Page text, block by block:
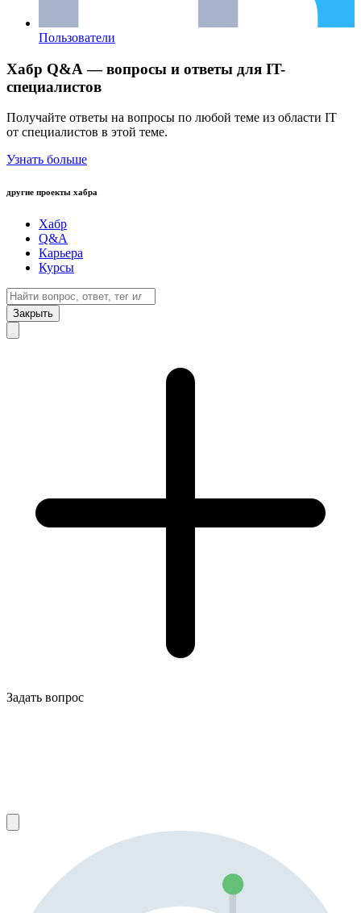
Пользователи
Хабр Q&A — вопросы и ответы для IT-
специалистов
Получайте ответы на вопросы по любой теме из области IT
от специалистов в этой теме.
Узнать больше
другие проекты хабра
Хабр
Q&A
Карьера
Курсы
Закрыть
Задать вопрос